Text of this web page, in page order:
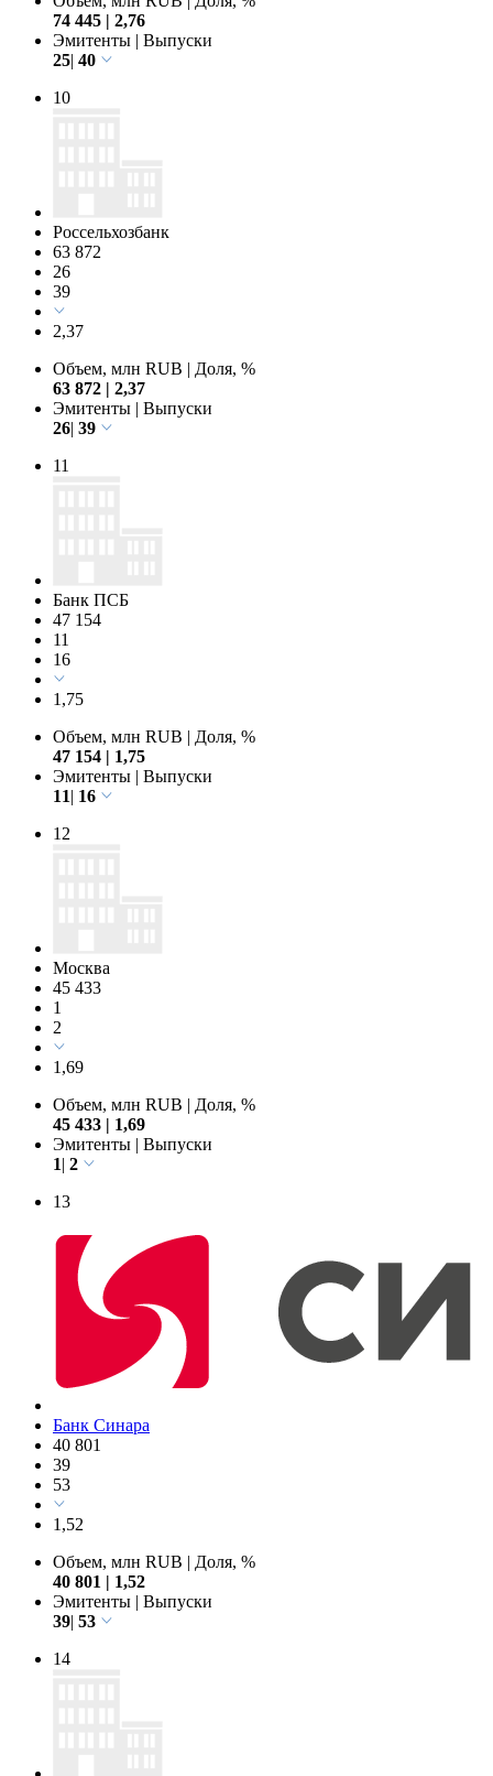
74 445 | 2,76
Эмитенты | Выпуски
25| 40
10
Россельхозбанк
63 872
26
39
2,37
Объем, млн RUB | Доля, %
63 872 | 2,37
Эмитенты | Выпуски
26| 39
11
Банк ПСБ
47 154
11
16
1,75
Объем, млн RUB | Доля, %
47 154 | 1,75
Эмитенты | Выпуски
11| 16
12
Москва
45 433
1
2
1,69
Объем, млн RUB | Доля, %
45 433 | 1,69
Эмитенты | Выпуски
1| 2
13
Банк Синара
40 801
39
53
1,52
Объем, млн RUB | Доля, %
40 801 | 1,52
Эмитенты | Выпуски
39| 53
14